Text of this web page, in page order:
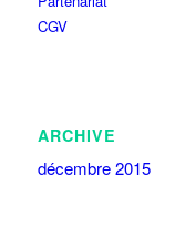
CGV
ARCHIVE
décembre 2015